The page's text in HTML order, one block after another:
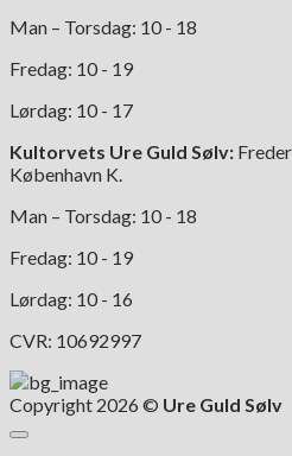
Man – Torsdag: 10 - 18
Fredag: 10 - 19
Lørdag: 10 - 17
Kultorvets Ure Guld Sølv:
København K.
Man – Torsdag: 10 - 18
Fredag: 10 - 19
Lørdag: 10 - 16
CVR: 10692997
Copyright 2026 © Ure Guld Sølv